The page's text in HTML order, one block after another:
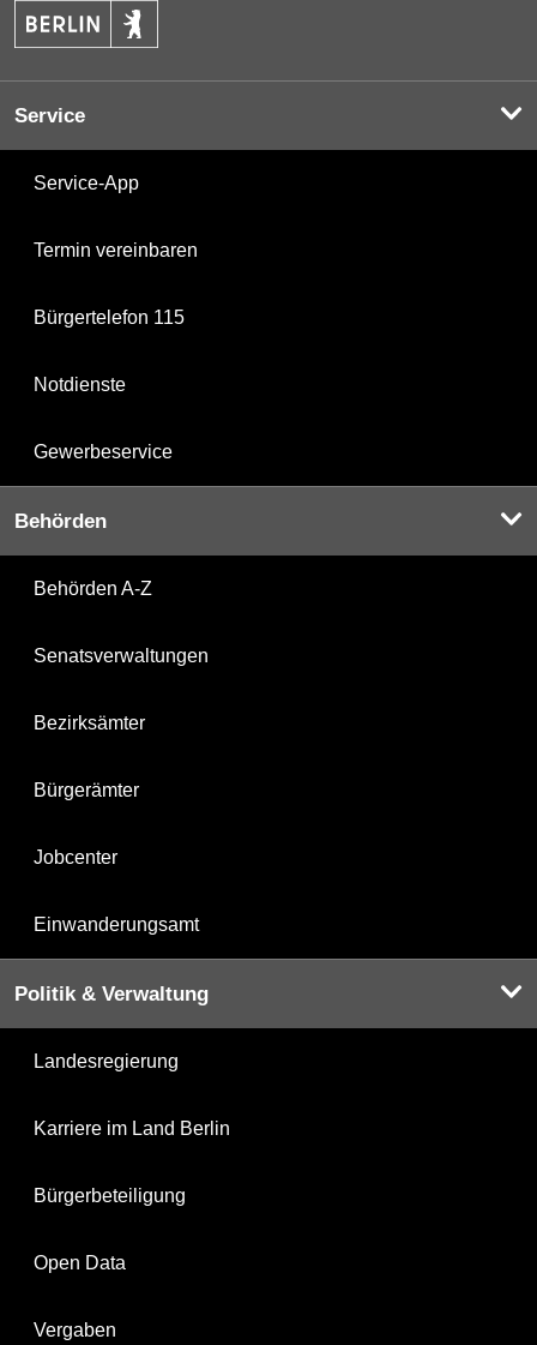
Service
Service-App
Termin vereinbaren
Bürgertelefon 115
Notdienste
Gewerbeservice
Behörden
Behörden A-Z
Senatsverwaltungen
Bezirksämter
Bürgerämter
Jobcenter
Einwanderungsamt
Politik & Verwaltung
Landesregierung
Karriere im Land Berlin
Bürgerbeteiligung
Open Data
Vergaben